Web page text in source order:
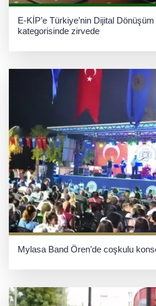
E-KİP’e Türkiye’nin Dijital
kategorisinde zirvede
Mylasa Band Ören’de coşkulu